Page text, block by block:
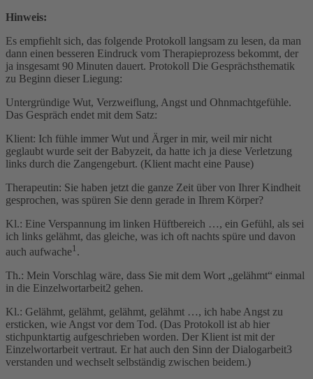
Hinweis:
Es empfiehlt sich, das folgende Protokoll langsam zu lesen, da man
dann einen besseren Eindruck vom Therapieprozess bekommt, der
ja insgesamt 90 Minuten dauert. Protokoll Die Gesprächsthematik
zu Beginn dieser Liegung:
Untergründige Wut, Verzweiflung, Angst und Ohnmachtgefühle.
Das Gespräch endet mit dem Satz:
Klient: Ich fühle immer Wut und Ärger in mir, weil mir nicht
geglaubt wurde seit der Babyzeit, da hatte ich ja diese Verletzung
links durch die Zangengeburt. (Klient macht eine Pause)
Therapeutin: Sie haben jetzt die ganze Zeit über von Ihrer Kindheit
gesprochen, was spüren Sie denn gerade in Ihrem Körper?
Kl.: Eine Verspannung im linken Hüftbereich …, ein Gefühl, als sei
ich links gelähmt, das gleiche, was ich oft nachts spüre und davon
auch aufwache1 .
Th.: Mein Vorschlag wäre, dass Sie mit dem Wort „gelähmt“ einmal
in die Einzelwortarbeit2 gehen.
Kl.: Gelähmt, gelähmt, gelähmt, gelähmt …, ich habe Angst zu
ersticken, wie Angst vor dem Tod. (Das Protokoll ist ab hier
stichpunktartig aufgeschrieben worden. Der Klient ist mit der
Einzelwortarbeit vertraut. Er hat auch den Sinn der Dialogarbeit3
verstanden und wechselt selbständig zwischen beidem.)